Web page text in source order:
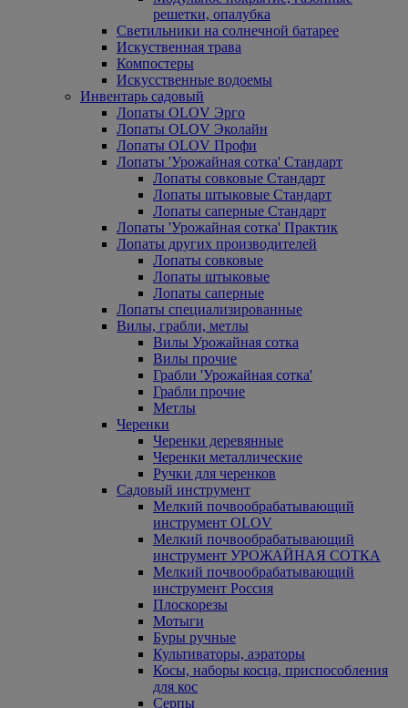
решетки, опалубка
Светильники на солнечной батарее
Искуственная трава
Компостеры
Искусственные водоемы
Инвентарь садовый
Лопаты OLOV Эрго
Лопаты OLOV Эколайн
Лопаты OLOV Профи
Лопаты 'Урожайная сотка' Стандарт
Лопаты совковые Стандарт
Лопаты штыковые Стандарт
Лопаты саперные Стандарт
Лопаты 'Урожайная сотка' Практик
Лопаты других производителей
Лопаты совковые
Лопаты штыковые
Лопаты саперные
Лопаты специализированные
Вилы, грабли, метлы
Вилы Урожайная сотка
Вилы прочие
Грабли 'Урожайная сотка'
Грабли прочие
Метлы
Черенки
Черенки деревянные
Черенки металлические
Ручки для черенков
Садовый инструмент
Мелкий почвообрабатывающий
инструмент OLOV
Мелкий почвообрабатывающий
инструмент УРОЖАЙНАЯ СОТКА
Мелкий почвообрабатывающий
инструмент Россия
Плоскорезы
Мотыги
Буры ручные
Культиваторы, аэраторы
Косы, наборы косца, приспособления
для кос
Серпы